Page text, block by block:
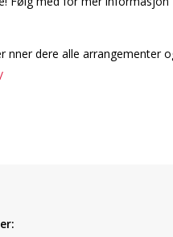
dere alle arrangementer